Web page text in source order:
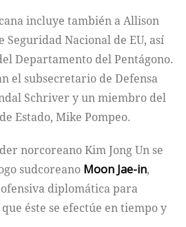
incluye también a Allison
Seguridad Nacional de EU, así
Departamento del Pentágono.
el subsecretario de Defensa
Schriver y un miembro del
Estado, Mike Pompeo.
norcoreano Kim Jong Un se
sudcoreano Moon Jae-in,
diplomática para
éste se efectúe en tiempo y